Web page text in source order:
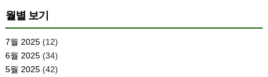
월별 보기
7월 2025(12)
6월 2025(34)
5월 2025(42)